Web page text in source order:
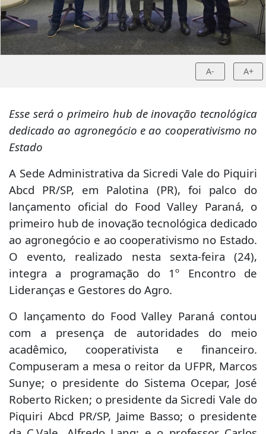
A- A+
Esse será o primeiro hub de inovação tecnológica
dedicado ao agronegócio e ao cooperativismo no
Estado
A Sede Administrativa da Sicredi Vale do Piquiri
Abcd PR/SP, em Palotina (PR), foi palco do
lançamento oficial do Food Valley Paraná, o
primeiro hub de inovação tecnológica dedicado
ao agronegócio e ao cooperativismo no Estado.
O evento, realizado nesta sexta-feira (24),
integra a programação do 1º Encontro de
Lideranças e Gestores do Agro.
O lançamento do Food Valley Paraná contou
com a presença de autoridades do meio
acadêmico, cooperativista e financeiro.
Compuseram a mesa o reitor da UFPR, Marcos
Sunye; o presidente do Sistema Ocepar, José
Roberto Ricken; o presidente da Sicredi Vale do
Piquiri Abcd PR/SP, Jaime Basso; o presidente